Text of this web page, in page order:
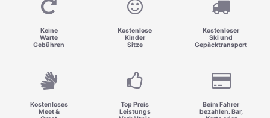
Keine
Warte
Gebühren
Kostenlose
Kinder
Sitze
Kostenloser
Ski und
Gepäcktransport
Kostenloses
Meet &
Top Preis
Leistungs
Beim Fahrer
bezahlen. Bar,